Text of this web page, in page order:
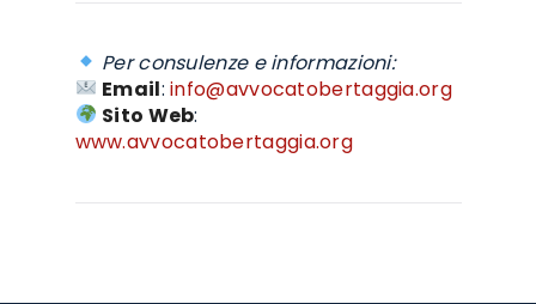
Per consulenze e informazioni:
Email:info@avvocatobertaggia.org
Sito Web:
www.avvocatobertaggia.org